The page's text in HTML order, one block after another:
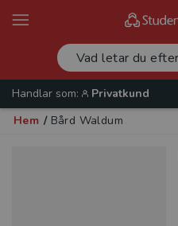
Handlar som:
Privatkund
Hem / Bård Waldum